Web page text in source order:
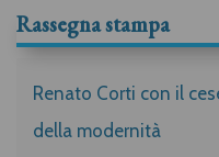
Rassegna stampa
Renato Corti con il
della modernità